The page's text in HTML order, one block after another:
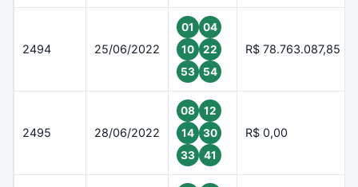
2494 25/06/2022
01
04
10
22
53
54
R$ 78.763.087,85
2495 28/06/2022
08
12
14
30
33
41
R$ 0,00